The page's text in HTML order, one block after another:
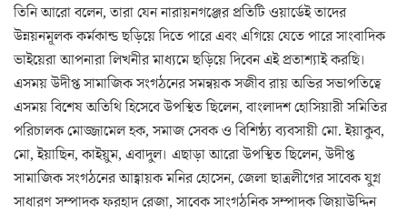
তিনি আরো বলেন, তারা যেন নারায়নগঞ্জের প্রতিটি ওয়ার্ডেই তাদের
উন্নয়নমূলক কর্মকান্ড ছড়িয়ে দিতে পারে এবং এগিয়ে যেতে পারে সাংবাদিক
ভাইয়েরা আপনারা লিখনীর মাধ্যমে ছড়িয়ে দিবেন এই প্রতাশ্যাই করছি।
এসময় উদীপ্ত সামাজিক সংগঠনের সমন্বয়ক সজীব রায় অভির সভাপতিত্বে
এসময় বিশেষ অতিথি হিসেবে উপস্থিত ছিলেন, বাংলাদশ হোসিয়ারী সমিতির
পরিচালক মোজ্জামেল হক, সমাজ সেবক ও বিশিষ্ঠ্য ব্যবসায়ী মো. ইয়াকুব,
মো, ইয়াছিন, কাইয়ুম, এবাদুল। এছাড়া আরো উপস্থিত ছিলেন, উদীপ্ত
সামাজিক সংগঠনের আহ্বায়ক মনির হোসেন, জেলা ছাত্রলীগের সাবেক যুগ্ন
সাধারণ সম্পাদক ফরহাদ রেজা, সাবেক সাংগঠনিক সম্পাদক জিয়াউদ্দিন